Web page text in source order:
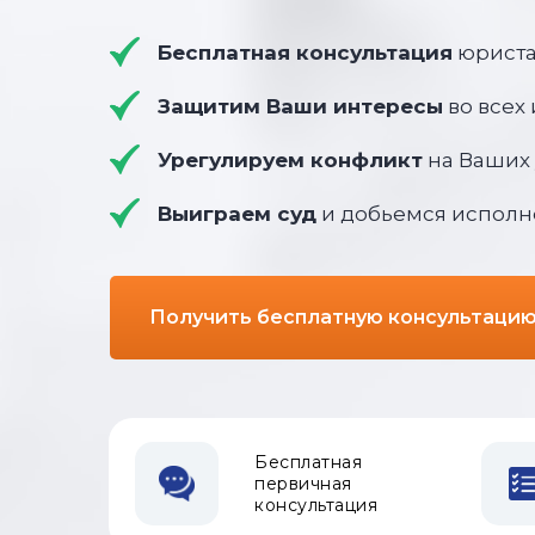
Бесплатная консультация
Защитим Ваши интересы во всех
Урегулируем конфликт на Ваших
Выиграем суд и добьемся
Бесплатная
первичная
консультация
Получить бесплатную